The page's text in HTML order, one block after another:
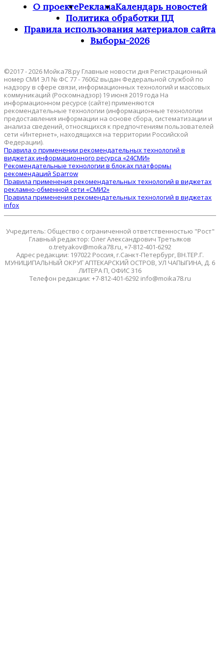
О проектеРекламаКалендарь новостей
Политика обработки ПД
Правила использования материалов сайта
Выборы-2026
©2017 - 2026 Мойка78.ру Главные новости дня Регистрационный
номер СМИ ЭЛ № ФС 77 - 76062 выдан Федеральной службой по
надзору в сфере связи, информационных технологий и массовых
коммуникаций (Роскомнадзор) 19 июня 2019 года На
информационном ресурсе (сайте) применяются
рекомендательные технологии (информационные технологии
предоставления информации на основе сбора, систематизации и
анализа сведений, относящихся к предпочтениям пользователей
сети «Интернет», находящихся на территории Российской
Федерации).
Правила о применении рекомендательных технологий в
виджетах информационного ресурса «24СМИ»
Рекомендательные технологии в блоках платформы
рекомендаций Sparrow
Правила применения рекомендательных технологий в виджетах
рекламно-обменной сети «СМИ2»
Правила применения рекомендательных технологий в виджетах
infox
Учредитель: Общество с ограниченной ответственностью "Рост"
Главный редактор: Олег Александрович Третьяков
o.tretyakov@moika78.ru, +7-812-401-6292
Адрес редакции: 197022 Россия, г.Санкт-Петербург, ВН.ТЕР.Г.
МУНИЦИПАЛЬНЫЙ ОКРУГ АПТЕКАРСКИЙ ОСТРОВ, УЛ ЧАПЫГИНА, Д. 6
ЛИТЕРА П, ОФИС 316
Телефон редакции: +7-812-401-6292 info@moika78.ru